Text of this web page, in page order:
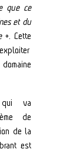
que ce
et du
». Cette
qui va
de
de la
est